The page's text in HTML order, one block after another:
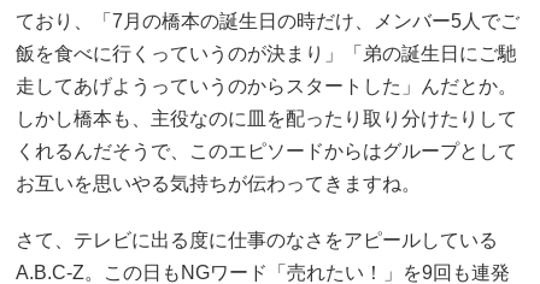
ており、「7月の橋本の誕生日の時だけ、メンバー5人でご
飯を食べに行くっていうのが決まり」「弟の誕生日にご馳
走してあげようっていうのからスタートした」んだとか。
しかし橋本も、主役なのに皿を配ったり取り分けたりして
くれるんだそうで、このエピソードからはグループとして
お互いを思いやる気持ちが伝わってきますね。
さて、テレビに出る度に仕事のなさをアピールしている
A.B.C-Z。この日もNGワード「売れたい！」を9回も連発